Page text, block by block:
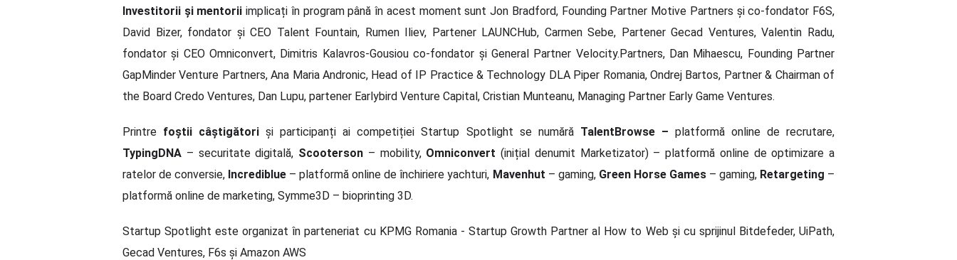
Investitorii și mentorii implicați în program până în acest moment sunt Jon Bradford, Founding Partner Motive Partners și co-fondator F6S,
David Bizer, fondator și CEO Talent Fountain, Rumen Iliev, Partener LAUNCHub, Carmen Sebe, Partener Gecad Ventures, Valentin Radu,
fondator și CEO Omniconvert, Dimitris Kalavros-Gousiou co-fondator și General Partner Velocity.Partners, Dan Mihaescu, Founding Partner
GapMinder Venture Partners, Ana Maria Andronic, Head of IP Practice & Technology DLA Piper Romania, Ondrej Bartos, Partner & Chairman of
the Board Credo Ventures, Dan Lupu, partener Earlybird Venture Capital, Cristian Munteanu, Managing Partner Early Game Ventures.
Printre foștii câștigători și participanți ai competiției Startup Spotlight se numără TalentBrowse – platformă online de recrutare,
TypingDNA – securitate digitală, Scooterson – mobility, Omniconvert (inițial denumit Marketizator) – platformă online de optimizare a
ratelor de conversie, Incrediblue – platformă online de închiriere yachturi, Mavenhut – gaming, Green Horse Games– gaming, Retargeting –
platformă online de marketing, Symme3D – bioprinting 3D.
Startup Spotlight este organizat în parteneriat cu KPMG Romania - Startup Growth Partner al How to Web și cu sprijinul Bitdefeder, UiPath,
Gecad Ventures, F6s și Amazon AWS